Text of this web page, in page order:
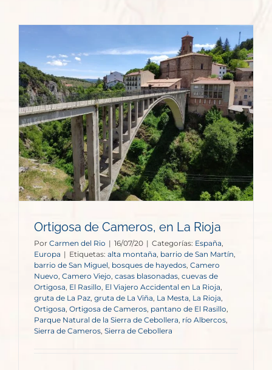
Ortigosa de Cameros, en La Rioja
Por Carmen del Rio | 16/07/20 | Categorías: España,
Europa | Etiquetas: alta montaña, barrio de San Martín,
barrio de San Miguel, bosques de hayedos, Camero
Nuevo, Camero Viejo, casas blasonadas, cuevas de
Ortigosa, El Rasillo, El Viajero Accidental en La Rioja,
gruta de La Paz, gruta de La Viña, La Mesta, La Rioja,
Ortigosa, Ortigosa de Cameros, pantano de El Rasillo,
Parque Natural de la Sierra de Cebollera, río Albercos,
Sierra de Cameros, Sierra de Cebollera